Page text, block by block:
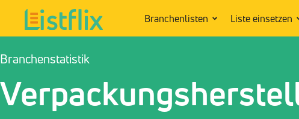
Branchenlisten Liste einsetzen
Branchenstatistik